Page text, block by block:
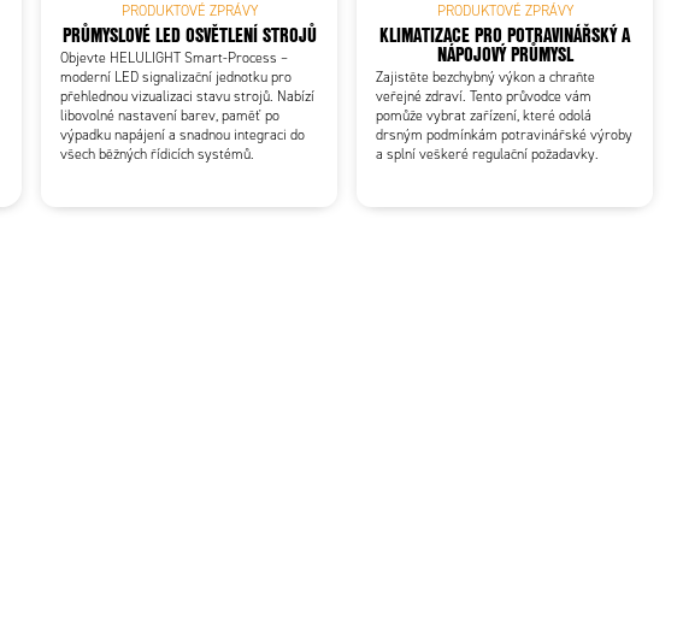
PRODUKTOVÉ ZPRÁVY
PRŮMYSLOVÉ LED OSVĚTLENÍ STROJŮ
Objevte HELULIGHT Smart-Process –
moderní LED signalizační jednotku pro
přehlednou vizualizaci stavu strojů. Nabízí
libovolné nastavení barev, paměť po
výpadku napájení a snadnou integraci do
všech běžných řídicích systémů.
PRODUKTOVÉ ZPRÁVY
KLIMATIZACE PRO POTRAVINÁŘSKÝ A
NÁPOJOVÝ PRŮMYSL
Zajistěte bezchybný výkon a chraňte
veřejné zdraví. Tento průvodce vám
pomůže vybrat zařízení, které odolá
drsným podmínkám potravinářské výroby
a splní veškeré regulační požadavky.